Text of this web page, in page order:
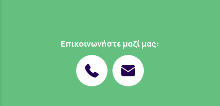
Επικοινωνήστε μαζί μας: